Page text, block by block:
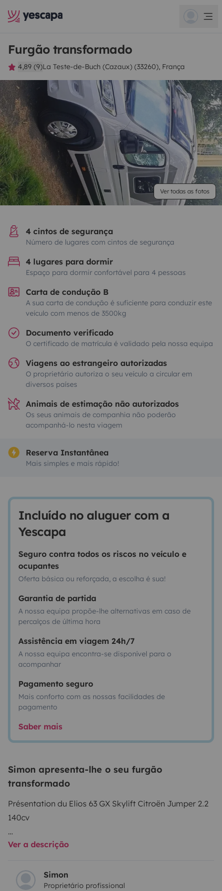
Furgão transformado
4,89 (9)La Teste-de-Buch (Cazaux) (33260), França
Ver todas as fotos
4 cintos de segurança
Número de lugares com cintos de segurança
4 lugares para dormir
Espaço para dormir confortável para 4 pessoas
Carta de condução B
A sua carta de condução é suficiente para conduzir este
veículo com menos de 3500kg
Documento verificado
O certificado de matrícula é validado pela nossa equipa
Viagens ao estrangeiro autorizadas
O proprietário autoriza o seu veículo a circular em
diversos países
Animais de estimação não autorizados
Os seus animais de companhia não poderão
acompanhá-lo nesta viagem
Reserva Instantânea
Mais simples e mais rápido!
Incluído no aluguer com a
Yescapa
Seguro contra todos os riscos no veículo e
ocupantes
Oferta básica ou reforçada, a escolha é sua!
Garantia de partida
A nossa equipa propõe-lhe alternativas em caso de
percalços de última hora
Assistência em viagem 24h/7
A nossa equipa encontra-se disponível para o
acompanhar
Pagamento seguro
Mais conforto com as nossas facilidades de
pagamento
Saber mais
Simon apresenta-lhe o seu furgão
transformado
Présentation du Elios 63 GX Skylift Citroën Jumper 2.2
140cv
Découvrez un fourgon aménagé qui allie confort,
sur le robuste Citroën Jumper, ce véhicule est équipé
d’un moteur 2.2L de 140 chevaux, offrant une conduite
Ver a descrição
Simon
Proprietário profissional